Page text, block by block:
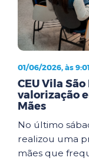
01/06/2026, às 9:01
CEU Vila
valorização
Mães
No último
realizou uma
mães que